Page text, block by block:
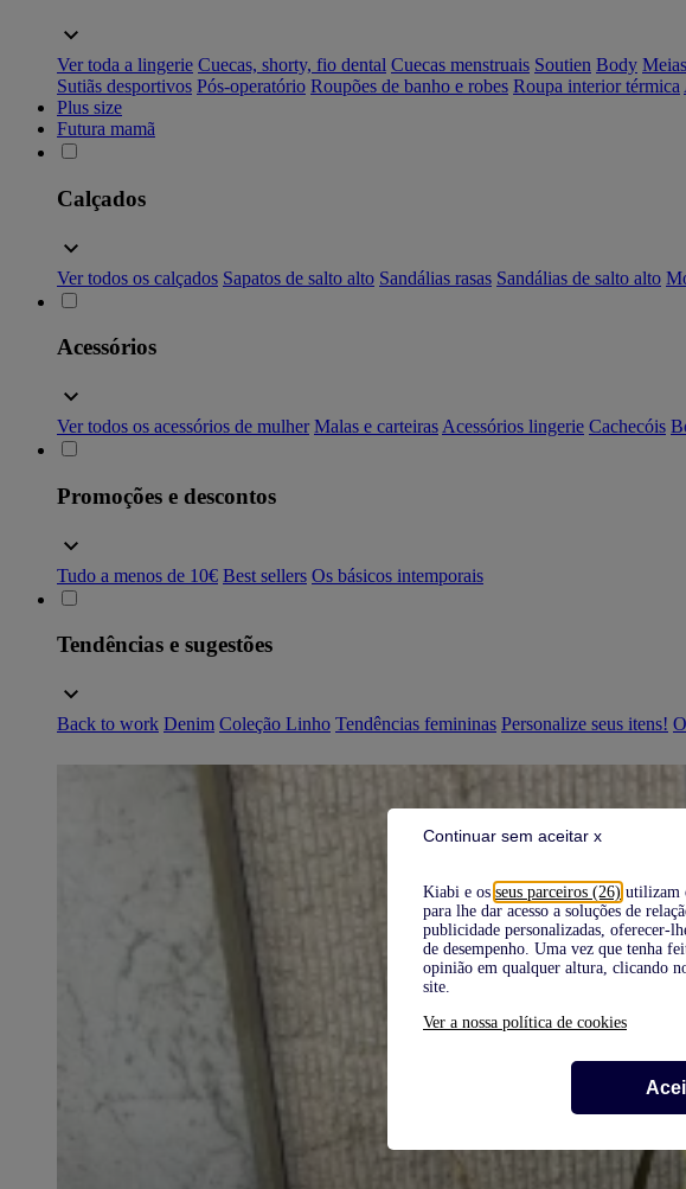
Kiabi e os seus parceiros (26) utilizam
para lhe dar acesso a soluções de
publicidade personalizadas, oferecer-
de desempenho. Uma vez que tenha
opinião em qualquer altura, clicando
site.
Ver a nossa política de cookies
Continuar sem aceitar x
Ver toda a lingerie Cuecas, shorty, fio dental Cuecas menstruais Soutien Body
Sutiãs desportivos Pós-operatório Roupões de banho e robes Roupa interior térmica
Plus size
Futura mamã
Calçados
Ver todos os calçados Sapatos de salto alto Sandálias rasas Sandálias de salto alto
Acessórios
Ver todos os acessórios de mulher Malas e carteiras Acessórios lingerie Cachecóis
Promoções e descontos
Tudo a menos de 10€ Best sellers Os básicos intemporais
Tendências e sugestões
Back to work Denim Coleção Linho Tendências femininas Personalize seus itens!